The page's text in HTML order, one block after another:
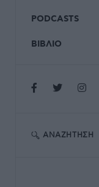
PODCASTS
ΒΙΒΛΙΟ
ΑΝΑΖΉΤΗΣΗ